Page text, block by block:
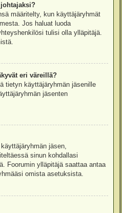
määritelty, kun käyttäjäryhmät
Jos haluat luoda
tulisi olla ylläpitäjä.
eri väreillä?
tietyn käyttäjäryhmän jäsenille
jäsenten
jäsen,
sinun kohdallasi
Foorumin ylläpitäjä saattaa antaa
omista asetuksista.